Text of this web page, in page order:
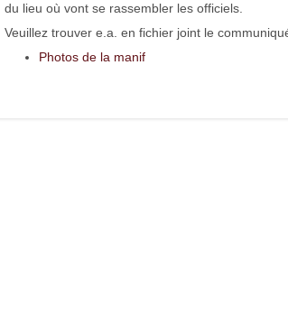
du lieu où vont se rassembler les officiels.
Veuillez trouver e.a. en fichier joint le
Photos de la manif